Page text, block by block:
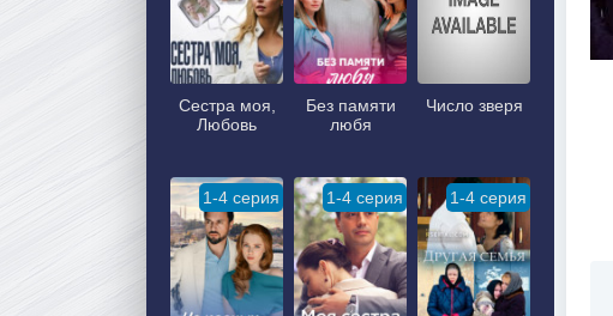
Сестра моя,
Любовь
Без памяти
любя
Число зверя
1-4 серия 1-4 серия 1-4 серия